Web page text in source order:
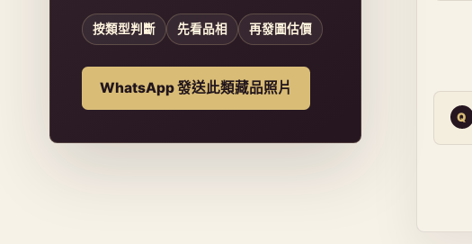
按類型判斷 先看品相 再發圖估價
WhatsApp 發送此類藏品照片